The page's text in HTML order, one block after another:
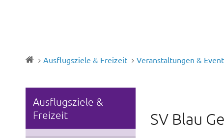
Ausflugsziele & Freizeit Veranstaltungen &
Ausflugsziele &
Freizeit
SV Blau